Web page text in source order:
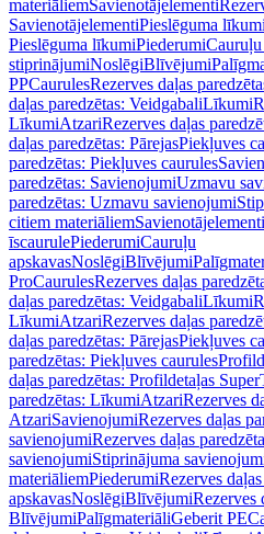
materiāliemSavienotājelementi
SavienotājelementiPieslēguma līkumi
Pieslēguma līkumiPiederumiCauruļu
stiprinājumiNoslēgiBlīvējumi
PPCaurulesRezerves daļas
daļas paredzētas: VeidgabaliLīkumi
LīkumiAtzariRezerves daļas
daļas paredzētas: PārejasPiekļuves
paredzētas: Piekļuves caurules
paredzētas: SavienojumiUzmavu
paredzētas: Uzmavu savienojumi
citiem materiāliemSavienotājelementi
īscaurulePiederumiCauruļu
apskavasNoslēgiBlīvējumi
ProCaurulesRezerves daļas
daļas paredzētas: VeidgabaliLīkumi
LīkumiAtzariRezerves daļas
daļas paredzētas: PārejasPiekļuves
paredzētas: Piekļuves caurules
daļas paredzētas: Profildetaļas
paredzētas: LīkumiAtzariRezerves
AtzariSavienojumiRezerves daļas
savienojumiRezerves daļas
savienojumiStiprinājuma
materiāliemPiederumiRezerves
apskavasNoslēgiBlīvējumiRezerves
BlīvējumiPalīgmateriāliGeberit PE